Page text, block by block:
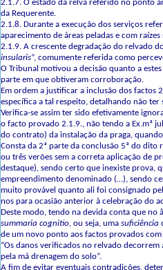
2.1.7. O estado da relva referido no ponto
da Requerente.
2.1.8. Durante a execução dos serviços
aparecimento de áreas peladas e com raízes
2.1.9. A crescente degradação do relvado
insularis”, comumente referida como
O Tribunal motivou a decisão quanto a
parte em que obtiveram corroboração.
Em ordem a justificar a inclusão dos
específica a tal respeito, detalhando não ter
Verifica-se assim ter sido efetivamente
o facto provado 2.1.9., não tendo a Ex.mª
do contrato) da instalação da praga,
Consta da 2ª parte da conclusão 5ª do dito
ou três verões sem a correta aplicação de
destaque), sendo certo que inexiste prova,
empreendimento denominado (…), sendo
muito provável quanto ali foi consignado
nos para ocasião anterior à celebração do
Deste modo, tendo na devida conta que no
summaria cognitio, ou seja, uma suficiência
de um novo ponto aos factos provados com
“Os danos verificados no relvado
pela má drenagem do solo”.
A fim de evitar eventuais contradições,